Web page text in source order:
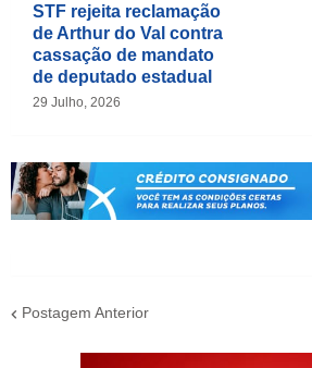
STF rejeita reclamação
de Arthur do Val contra
cassação de mandato
de deputado estadual
29 Julho, 2026
Postagem Anterior